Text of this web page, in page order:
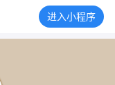
进入小程序